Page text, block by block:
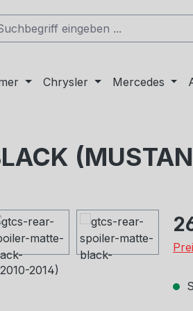
Chrysler Mercedes